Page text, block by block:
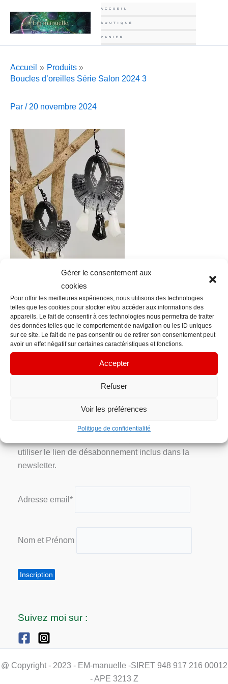
Gérer le consentement aux
cookies
Pour offrir les meilleures expériences, nous utilisons des technologies
telles que les cookies pour stocker et/ou accéder aux informations des
appareils. Le fait de consentir à ces technologies nous permettra de traiter
des données telles que le comportement de navigation ou les ID uniques
sur ce site. Le fait de ne pas consentir ou de retirer son consentement peut
avoir un effet négatif sur certaines caractéristiques et fonctions.
Accepter
Refuser
Voir les préférences
Politique de confidentialité
contenu
ACCUEIL
BOUTIQUE
PANIER
Accueil
Produits
Boucles d’oreilles Série Salon 2024 3
Par / 20 novembre 2024
Fichier média précédent
Contact Info
contacts@em-manuelle.fr
Inscription Newsletter
Votre adresse e-mail n’est utilisée que pour vous
envoyer notre newsletter et des informations sur les
utiliser le lien de désabonnement inclus dans la
newsletter.
Adresse email*
Nom et Prénom
Suivez moi sur :
@ Copyright - 2023 - EM-manuelle -SIRET 948 917 216 00012
- APE 3213 Z